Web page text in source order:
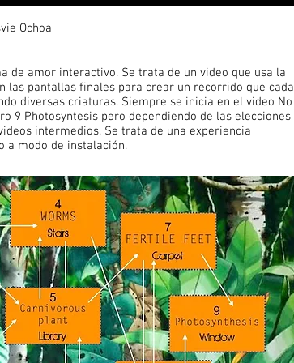
Ochoa
de amor interactivo. Se trata de un video que usa la
las pantallas finales para crear un recorrido que cada
diversas criaturas. Siempre se inicia en el video No
9 Photosyntesis pero dependiendo de las elecciones
intermedios. Se trata de una experiencia
a modo de instalación.